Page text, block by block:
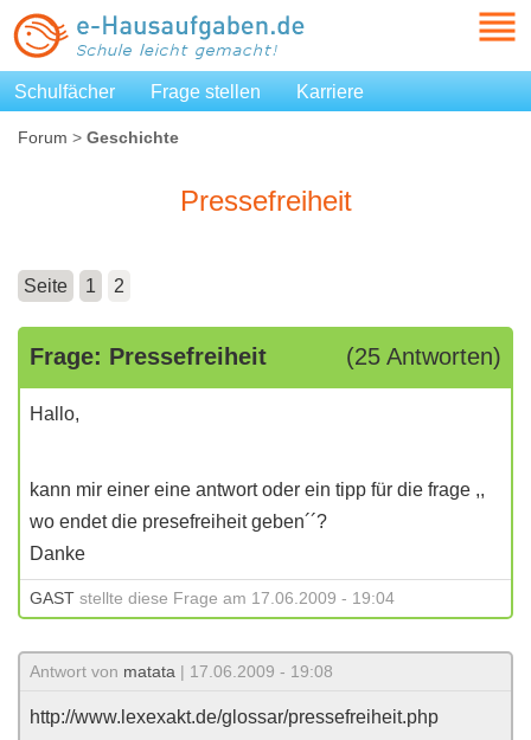
Schulfächer Frage stellen Karriere
Forum > Geschichte
Pressefreiheit
Seite 1 2
Frage: Pressefreiheit (25 Antworten)
Hallo,
kann mir einer eine antwort oder ein tipp für die frage ,,
wo endet die presefreiheit geben´´?
Danke
GAST stellte diese Frage am 17.06.2009 - 19:04
Antwort von matata | 17.06.2009 - 19:08
http://www.lexexakt.de/glossar/pressefreiheit.php